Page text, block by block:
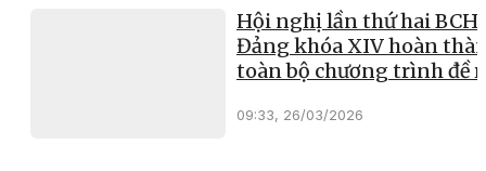
Hội nghị lần thứ hai BCH
Đảng khóa XIV hoàn
toàn bộ chương trình đề
09:33, 26/03/2026